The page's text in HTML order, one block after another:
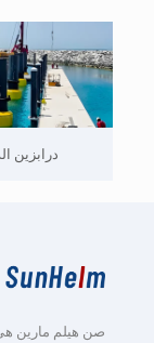
درابزين
صن هيلم مارين